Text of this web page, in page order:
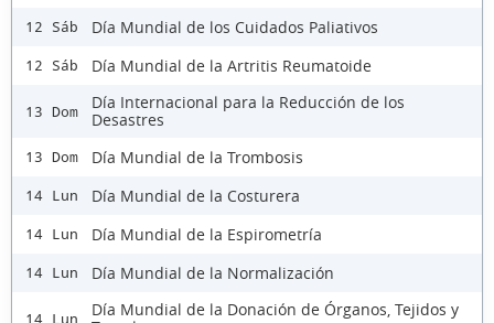
12 Sáb Día Mundial de los Cuidados Paliativos
12 Sáb Día Mundial de la Artritis Reumatoide
13 Dom
Día Internacional para la Reducción de los
Desastres
13 Dom Día Mundial de la Trombosis
14 Lun Día Mundial de la Costurera
14 Lun Día Mundial de la Espirometría
14 Lun Día Mundial de la Normalización
14 Lun
Día Mundial de la Donación de Órganos, Tejidos y